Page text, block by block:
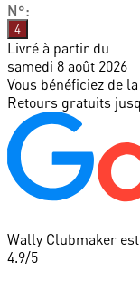
N°:
4
Livré à partir du
samedi 8 août 2026
Vous bénéficiez de
Retours gratuits
Wally Clubmaker
4.9/5